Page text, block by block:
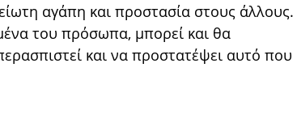
αγάπη και προστασία στους άλλους.
του πρόσωπα, μπορεί και θα
και να προστατέψει αυτό που